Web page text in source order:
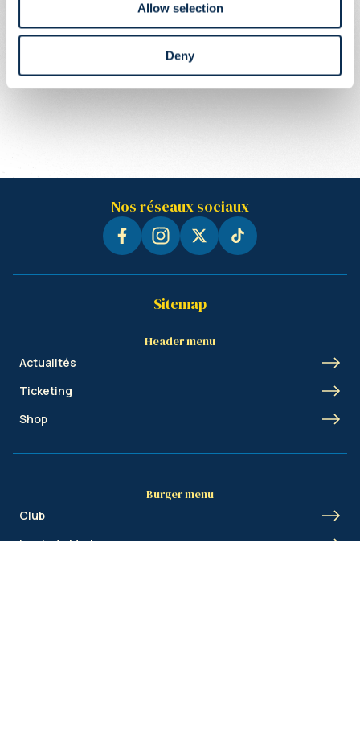
Allow selection
Deny
Nos réseaux sociaux
Sitemap
Header menu
Actualités
Ticketing
Shop
Burger menu
Club
Le stade Marien